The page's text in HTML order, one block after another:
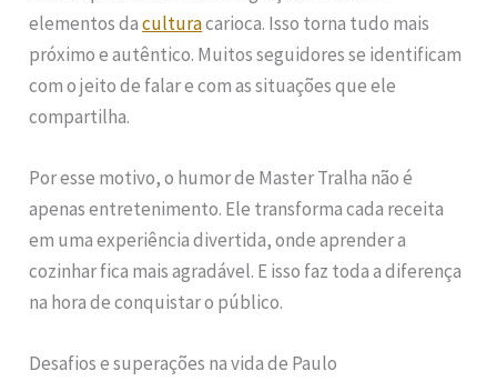
elementos daculturacarioca. Isso torna tudo mais
próximo e autêntico. Muitos seguidores se identificam
com o jeito de falar e com as situações que ele
compartilha.
Por esse motivo, o humor de Master Tralha não é
apenas entretenimento. Ele transforma cada receita
em uma experiência divertida, onde aprender a
cozinhar fica mais agradável. E isso faz toda a diferença
na hora de conquistar o público.
Desafios e superações na vida de Paulo